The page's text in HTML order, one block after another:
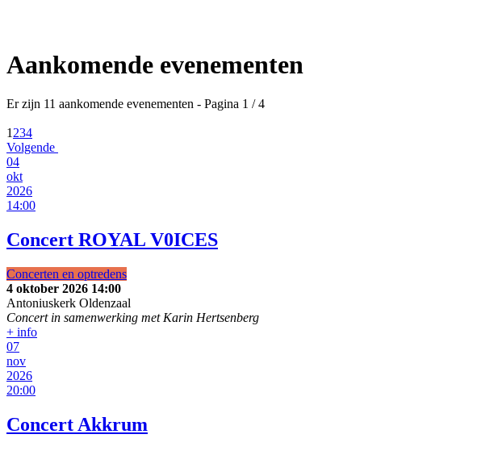
Aankomende evenementen
Er zijn 11 aankomende evenementen - Pagina 1 / 4
1234
Volgende
04
okt
2026
14:00
Concert ROYAL V0ICES
Concerten en optredens
4 oktober 2026 14:00
Antoniuskerk Oldenzaal
Concert in samenwerking met Karin Hertsenberg
+ info
07
nov
2026
20:00
Concert Akkrum